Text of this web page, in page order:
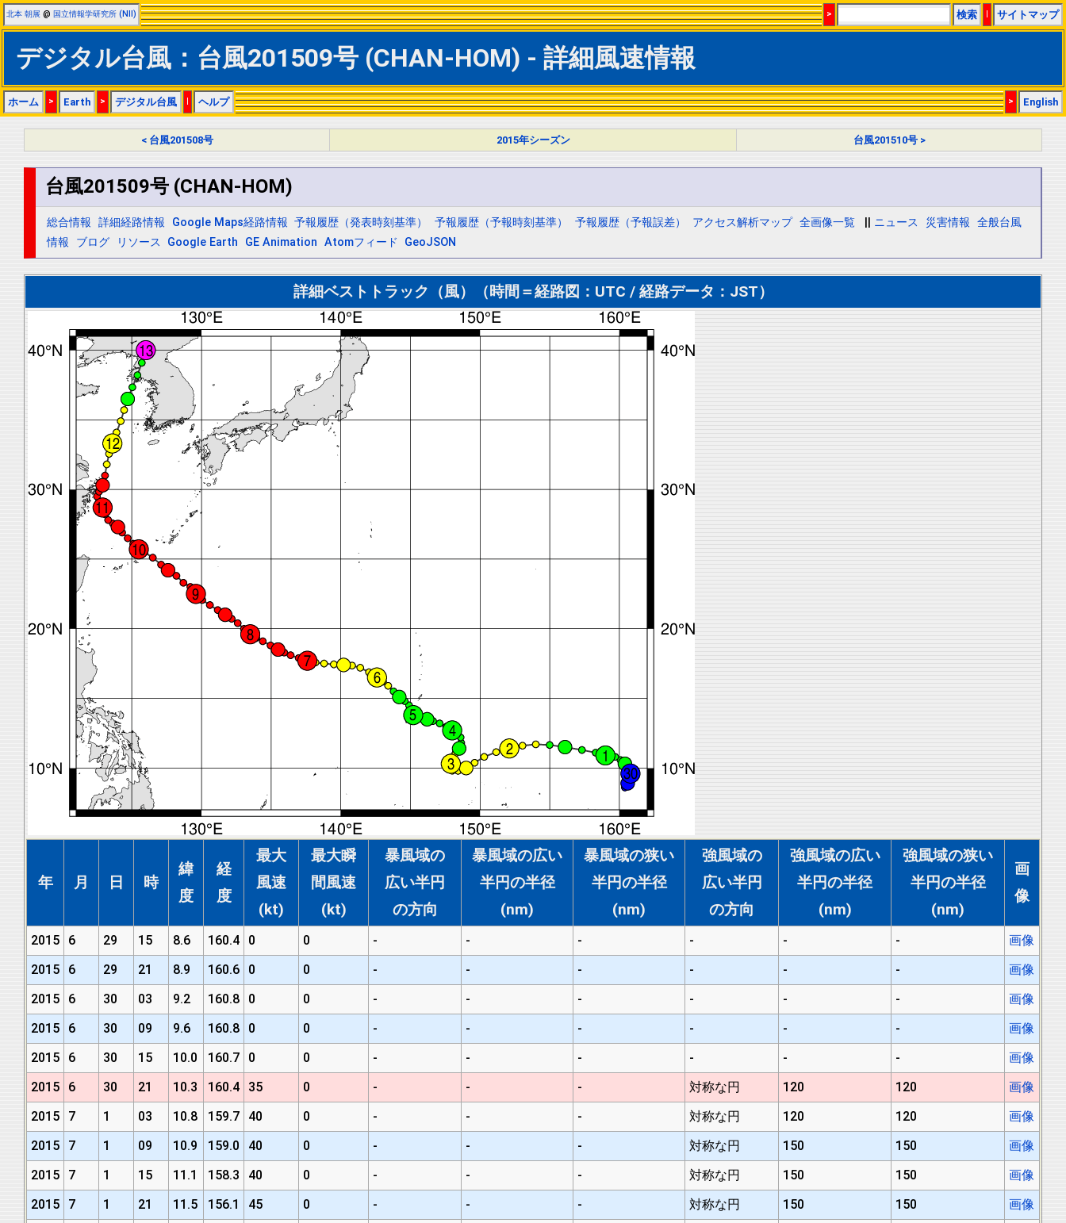
北本 朝展 @ 国立情報学研究所 (NII) > 検索 | サイトマップ
デジタル台風：台風201509号 (CHAN-HOM) - 詳細風速情報
ホーム > Earth > デジタル台風 | ヘルプ > English
< 台風201508号 2015年シーズン 台風201510号 >
台風201509号 (CHAN-HOM)
総合情報 詳細経路情報 Google Maps経路情報 予報履歴（発表時刻基準） 予報履歴（予報時刻基準） 予報履歴（予報誤差） アクセス解析マップ 全画像一覧 ニュース 災害情報 全般台風
情報
ブログ リソース Google Earth GE Animation Atomフィード GeoJSON
詳細ベストトラック（風）（時間＝経路図：UTC / 経路データ：JST）
年 月 日 時
緯
度
経
度
最大
風速
(kt)
最大瞬
間風速
(kt)
暴風域の
広い半円
の方向
暴風域の広い
半円の半径
(nm)
暴風域の狭い
半円の半径
(nm)
強風域の
広い半円
の方向
強風域の広い
半円の半径
(nm)
強風域の狭い
半円の半径
(nm)
画
像
2015 6 29 15 8.6 160.4 0 0 - - - - - -
画像
2015
6 29 21 8.9 160.6 0 0 - - - - - -
画像
2015
6 30 03 9.2 160.8 0 0 - - - - - -
画像
2015
6 30 09 9.6 160.8 0 0 - - - - - -
画像
2015
6 30 15 10.0 160.7 0 0 - - - - - -
画像
2015
6 30 21 10.3 160.4 35 0 - - - 対称な円 120 120
画像
2015
7 1 03 10.8 159.7 40 0 - - - 対称な円 120 120
画像
2015
7 1 09 10.9 159.0 40 0 - - - 対称な円 150 150
画像
2015
7 1 15 11.1 158.3 40 0 - - - 対称な円 150 150
画像
2015
7 1 21 11.5 156.1 45 0 - - - 対称な円 150 150
画像